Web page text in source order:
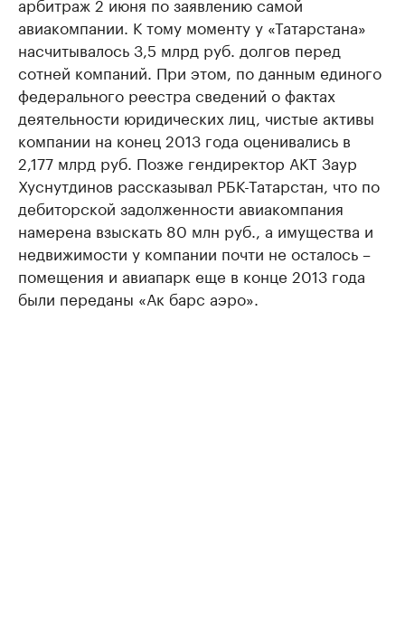
авиакомпании. К тому моменту у «Татарстана»
насчитывалось 3,5 млрд руб. долгов перед
сотней компаний. При этом, по данным единого
федерального реестра сведений о фактах
деятельности юридических лиц, чистые активы
компании на конец 2013 года оценивались в
2,177 млрд руб. Позже гендиректор АКТ Заур
Хуснутдинов рассказывал РБК-Татарстан, что по
дебиторской задолженности авиакомпания
намерена взыскать 80 млн руб., а имущества и
недвижимости у компании почти не осталось –
помещения и авиапарк еще в конце 2013 года
были переданы «Ак барс аэро».